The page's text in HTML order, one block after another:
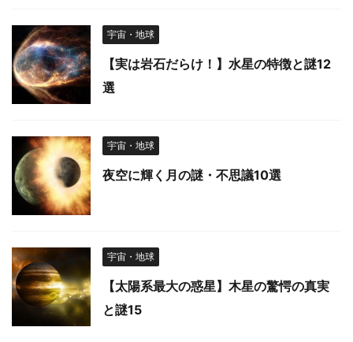
宇宙・地球
【実は岩石だらけ！】水星の特徴と謎12
選
宇宙・地球
夜空に輝く月の謎・不思議10選
宇宙・地球
【太陽系最大の惑星】木星の驚愕の真実
と謎15